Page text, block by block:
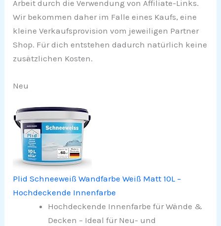
Arbeit durch die Verwendung von Affiliate-Links.
Wir bekommen daher im Falle eines Kaufs, eine
kleine Verkaufsprovision vom jeweiligen Partner
Shop. Für dich entstehen dadurch natürlich keine
zusätzlichen Kosten.
Neu
Plid Schneeweiß Wandfarbe Weiß Matt 10L –
Hochdeckende Innenfarbe
Hochdeckende Innenfarbe für Wände &
Decken – Ideal für Neu- und